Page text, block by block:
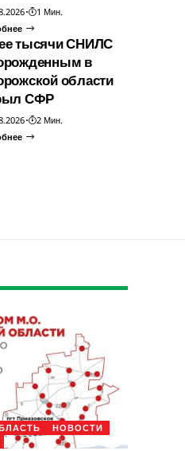
1 Мин.
тысячи СНИЛС
в
области
СФР
2 Мин.
НОВОСТИ